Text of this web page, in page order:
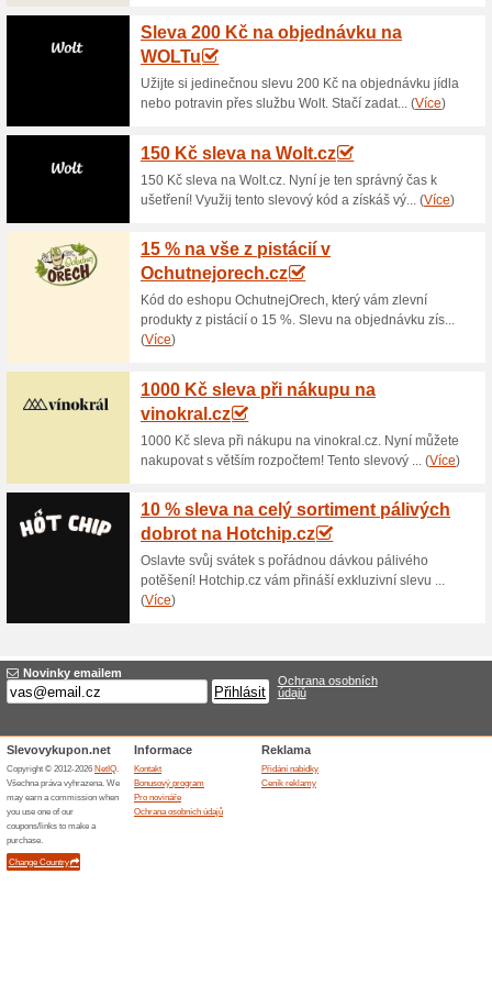
Aktuální slevy a
Jen 350 Kč za
100% fungovalo Akce
ŠATY SVĚTLE LOSOSOVÉ
Dederona.cz za 350 Kč.
rukávem v moderním střihu
Polyamid.
Doprava zdarma na
100% fungovalo Akce
Nakupte na Dederona.cz
stránkách Dederona.cz
a pokračovací mléka, prací a
potraviny, bezlepkové